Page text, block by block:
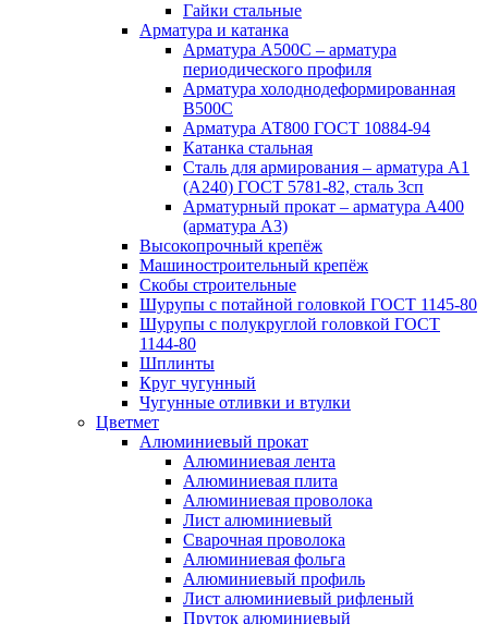
Гайки стальные
Арматура и катанка
Арматура А500С – арматура
периодического профиля
Арматура холоднодеформированная
В500С
Арматура АТ800 ГОСТ 10884-94
Катанка стальная
Сталь для армирования – арматура А1
(А240) ГОСТ 5781-82, сталь 3сп
Арматурный прокат – арматура А400
(арматура А3)
Высокопрочный крепёж
Машиностроительный крепёж
Скобы строительные
Шурупы с потайной головкой ГОСТ 1145-80
Шурупы с полукруглой головкой ГОСТ
1144-80
Шплинты
Круг чугунный
Чугунные отливки и втулки
Цветмет
Алюминиевый прокат
Алюминиевая лента
Алюминиевая плита
Алюминиевая проволока
Лист алюминиевый
Сварочная проволока
Алюминиевая фольга
Алюминиевый профиль
Лист алюминиевый рифленый
Пруток алюминиевый